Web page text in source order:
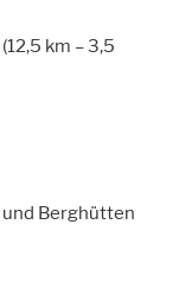
km – 3,5
und Berghütten